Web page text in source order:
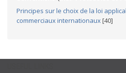
Principes sur le choix de la loi
commerciaux internationaux[40]